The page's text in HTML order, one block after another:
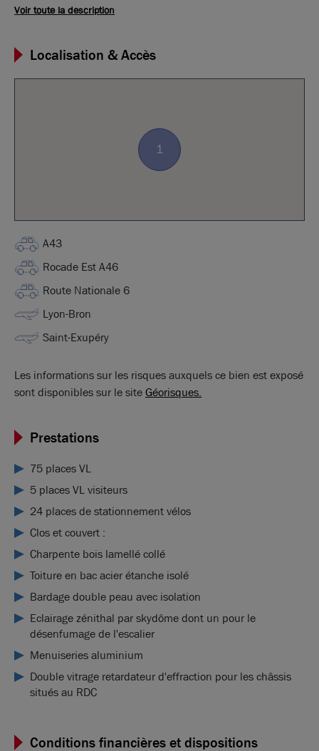
à la location. Ces locaux d'activités sont situés à proximité
site dispose de portails d'accès motorisés et de nombreux parkings.
Idéal pour des activités de négoce, industriel et tertiaire. Ces locaux
se trouvent proches de l'autoroute A43, de l'aéroport de Lyon Saint-
Voir toute la description
Localisation & Accès
1
A43
Rocade Est A46
Route Nationale 6
Lyon-Bron
Saint-Exupéry
Les informations sur les risques auxquels ce bien est exposé
sont disponibles sur le siteGéorisques.
Prestations
75 places VL
5 places VL visiteurs
24 places de stationnement vélos
Clos et couvert :
Charpente bois lamellé collé
Toiture en bac acier étanche isolé
Bardage double peau avec isolation
Eclairage zénithal par skydôme dont un pour le
désenfumage de l'escalier
Menuiseries aluminium
Double vitrage retardateur d'effraction pour les châssis
situés au RDC
Conditions financières et dispositions